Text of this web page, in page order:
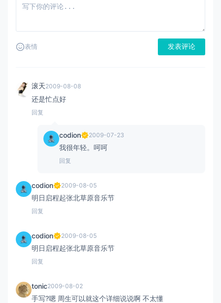
表情 发表评论
滚天2009-08-08
还是忙点好
回复
codion 2009-07-23
我很年轻。呵呵
回复
codion 2009-08-05
明日启程起张北草原音乐节
回复
codion 2009-08-05
明日启程起张北草原音乐节
回复
tonic2009-08-02
手写?嗯 周生可以就这个详细说说啊 不太懂